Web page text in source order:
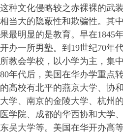
这种文化侵略较之赤裸裸的武
相当大的隐蔽性和欺骗性。其
果最明显的是教育。早在1845
开办一所男塾。到19世纪70年
所教会学校，以小学为主，集
80年代后，美国在华办学重点
的高校有北平的燕京大学、协
大学、南京的金陵大学、杭州
医学院、成都的华西协和大学
东吴大学等。美国在华开办高